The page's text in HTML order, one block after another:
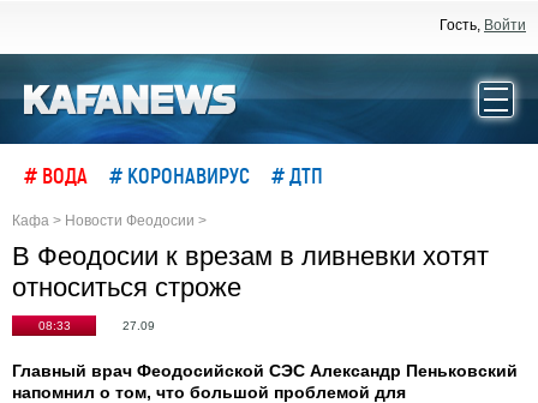
Гость, Войти
# ВОДА # КОРОНАВИРУС # ДТП
Кафа > Новости Феодосии >
В Феодосии к врезам в ливневки хотят
относиться строже
08:33 27.09
Главный врач Феодосийской СЭС Александр Пеньковский
напомнил о том, что большой проблемой для